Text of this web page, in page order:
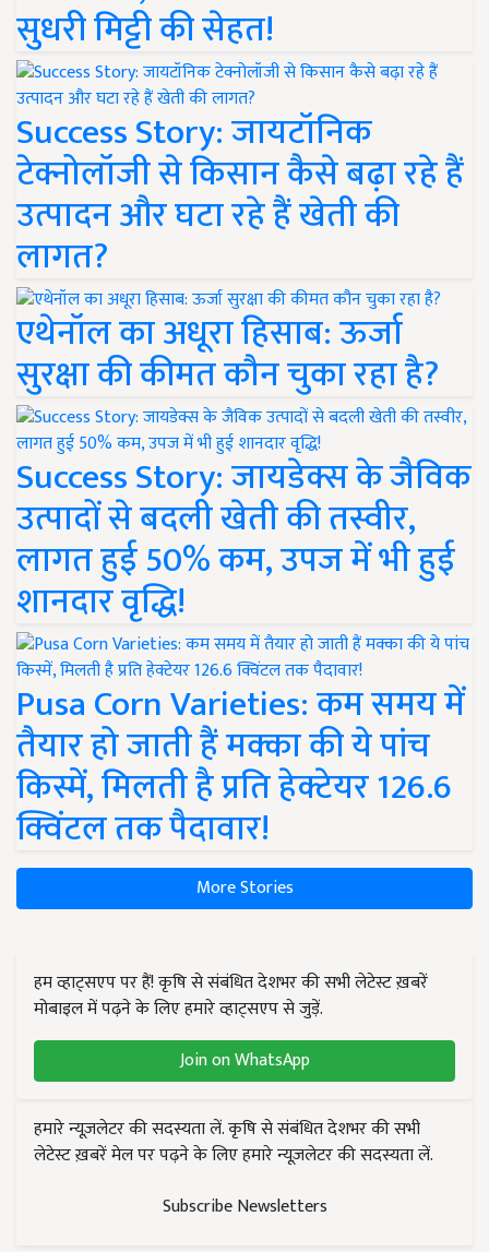
सुधरी मिट्टी की सेहत!
Success Story: जायटॉनिक
टेक्नोलॉजी से किसान कैसे बढ़ा रहे हैं
उत्पादन और घटा रहे हैं खेती की
लागत?
एथेनॉल का अधूरा हिसाब: ऊर्जा
सुरक्षा की कीमत कौन चुका रहा है?
Success Story: जायडेक्स के जैविक
उत्पादों से बदली खेती की तस्वीर,
लागत हुई 50% कम, उपज में भी हुई
शानदार वृद्धि!
Pusa Corn Varieties: कम समय में
तैयार हो जाती हैं मक्का की ये पांच
किस्में, मिलती है प्रति हेक्टेयर 126.6
क्विंटल तक पैदावार!
More Stories
हम व्हाट्सएप पर हैं! कृषि से संबंधित देशभर की सभी लेटेस्ट ख़बरें
मोबाइल में पढ़ने के लिए हमारे व्हाट्सएप से जुड़ें.
Join on WhatsApp
हमारे न्यूज़लेटर की सदस्यता लें. कृषि से संबंधित देशभर की सभी
लेटेस्ट ख़बरें मेल पर पढ़ने के लिए हमारे न्यूज़लेटर की सदस्यता लें.
Subscribe Newsletters